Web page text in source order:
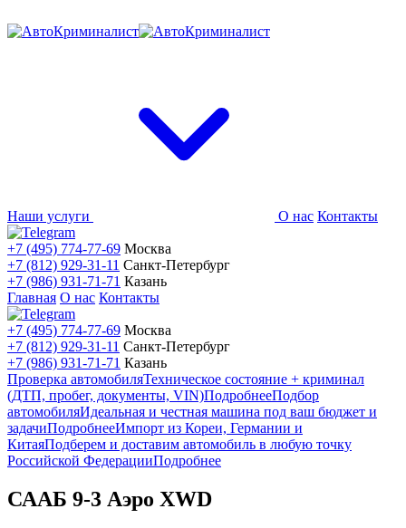
Наши услуги О нас Контакты
+7 (495) 774-77-69 Москва
+7 (812) 929-31-11 Санкт-Петербург
+7 (986) 931-71-71 Казань
Главная О нас Контакты
+7 (495) 774-77-69 Москва
+7 (812) 929-31-11 Санкт-Петербург
+7 (986) 931-71-71 Казань
Проверка автомобиляТехническое состояние + криминал
(ДТП, пробег, документы, VIN)ПодробнееПодбор
автомобиляИдеальная и честная машина под ваш бюджет и
задачиПодробнееИмпорт из Кореи, Германии и
КитаяПодберем и доставим автомобиль в любую точку
Российской ФедерацииПодробнее
СААБ 9-3 Аэро XWD